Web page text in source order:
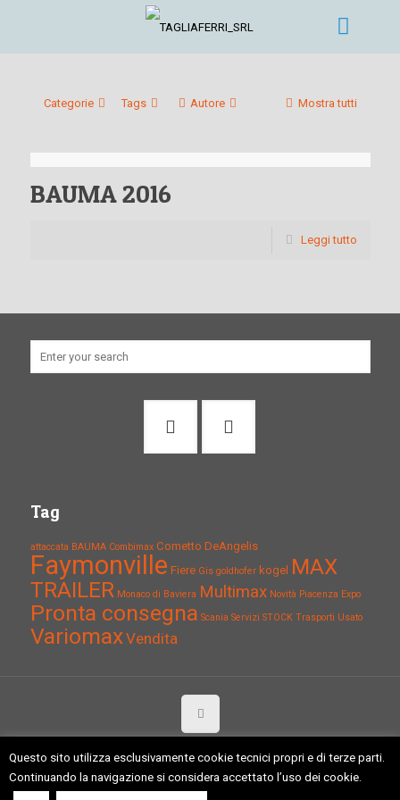
Categorie Tags Autore Mostra tutti
BAUMA 2016
Leggi tutto
Tag
attaccata BAUMA Combimax Cometto DeAngelis
Faymonville Fiere Gis goldhofer kogel MAX
TRAILER Monaco di Baviera Multimax Novità Piacenza Expo
Pronta consegna Scania Servizi STOCK Trasporti Usato
VariomaxVendita
Copyright 2015 Tagliaferri Giuliano S.r.l. - 29017 Fiorenzuola (PC) -
P.iva: 01317860334 C.F.:01317860334 -Politica della qualità-
Powered byArtigianiSeo
Questo sito utilizza esclusivamente cookie tecnici propri e di terze parti.
Continuando la navigazione si considera accettato l’uso dei cookie.